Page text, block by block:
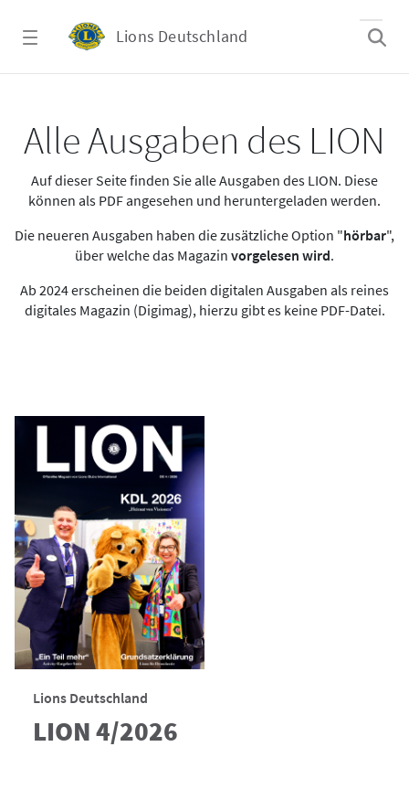
Lions Deutschland
Alle Ausgaben des LION
Auf dieser Seite finden Sie alle Ausgaben des LION. Diese
können als PDF angesehen und heruntergeladen werden.
Die neueren Ausgaben haben die zusätzliche Option "hörbar",
über welche das Magazin vorgelesen wird.
Ab 2024 erscheinen die beiden digitalen Ausgaben als reines
digitales Magazin (Digimag), hierzu gibt es keine PDF-Datei.
Lions Deutschland
LION 4/2026